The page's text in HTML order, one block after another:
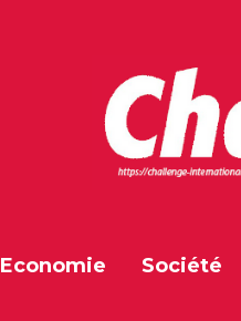
Economie Société